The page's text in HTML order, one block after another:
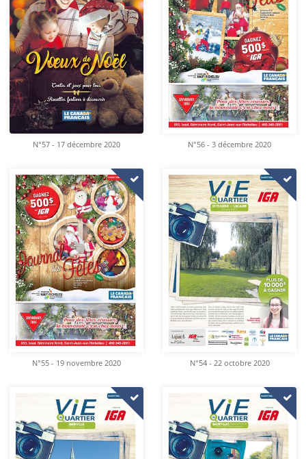
N°57 - 17 décembre 2020 N°56 - 3 décembre 2020
N°55 - 19 novembre 2020 N°54 - 22 octobre 2020